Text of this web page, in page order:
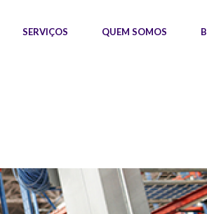
SERVIÇOS QUEM SOMOS